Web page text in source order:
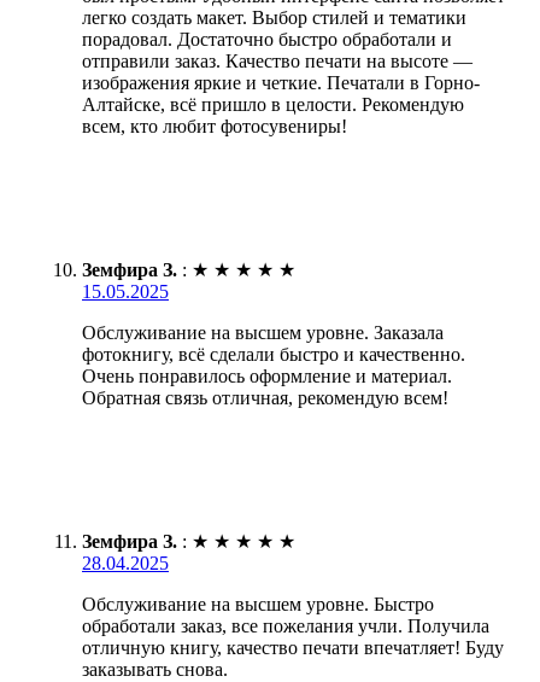
легко создать макет. Выбор стилей и тематики
порадовал. Достаточно быстро обработали и
отправили заказ. Качество печати на высоте —
изображения яркие и четкие. Печатали в Горно-
Алтайске, всё пришло в целости. Рекомендую
всем, кто любит фотосувениры!
Земфира З. : ★ ★ ★ ★ ★
15.05.2025
Обслуживание на высшем уровне. Заказала
фотокнигу, всё сделали быстро и качественно.
Очень понравилось оформление и материал.
Обратная связь отличная, рекомендую всем!
Земфира З. : ★ ★ ★ ★ ★
28.04.2025
Обслуживание на высшем уровне. Быстро
обработали заказ, все пожелания учли. Получила
отличную книгу, качество печати впечатляет! Буду
заказывать снова.